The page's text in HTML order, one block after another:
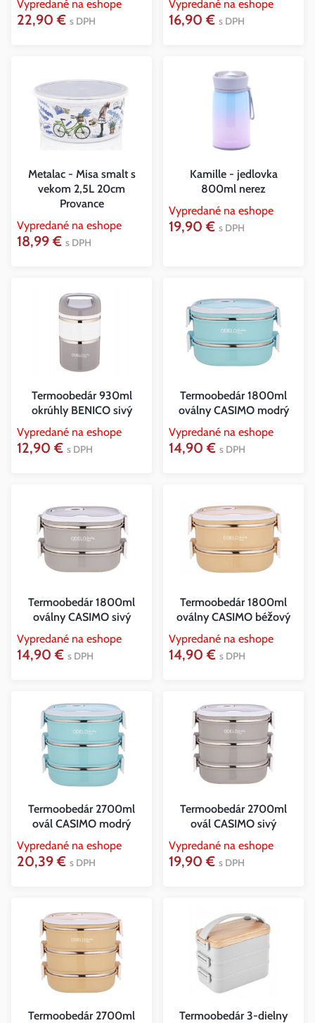
Vypredané na eshope
22,90 € s DPH
Vypredané na eshope
16,90 € s DPH
Metalac - Misa smalt s
vekom 2,5L 20cm
Provance
Vypredané na eshope
18,99 € s DPH
Kamille - jedlovka
800ml nerez
Vypredané na eshope
19,90 € s DPH
Termoobedár 930ml
okrúhly BENICO sivý
Vypredané na eshope
12,90 € s DPH
Termoobedár 1800ml
oválny CASIMO modrý
Vypredané na eshope
14,90 € s DPH
Termoobedár 1800ml
oválny CASIMO sivý
Vypredané na eshope
14,90 € s DPH
Termoobedár 1800ml
oválny CASIMO béžový
Vypredané na eshope
14,90 € s DPH
Termoobedár 2700ml
ovál CASIMO modrý
Vypredané na eshope
20,39 € s DPH
Termoobedár 2700ml
ovál CASIMO sivý
Vypredané na eshope
19,90 € s DPH
Termoobedár 2700ml
Termoobedár 3-dielny